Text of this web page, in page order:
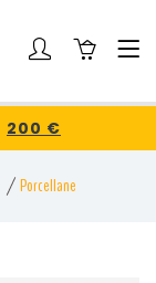
200 €
Porcellane